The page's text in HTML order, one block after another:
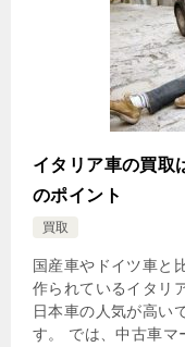
イタリア車の買取
のポイント
買取
国産車やドイツ車と
作られているイタリ
日本車の人気が高い
す。 では、中古車マ